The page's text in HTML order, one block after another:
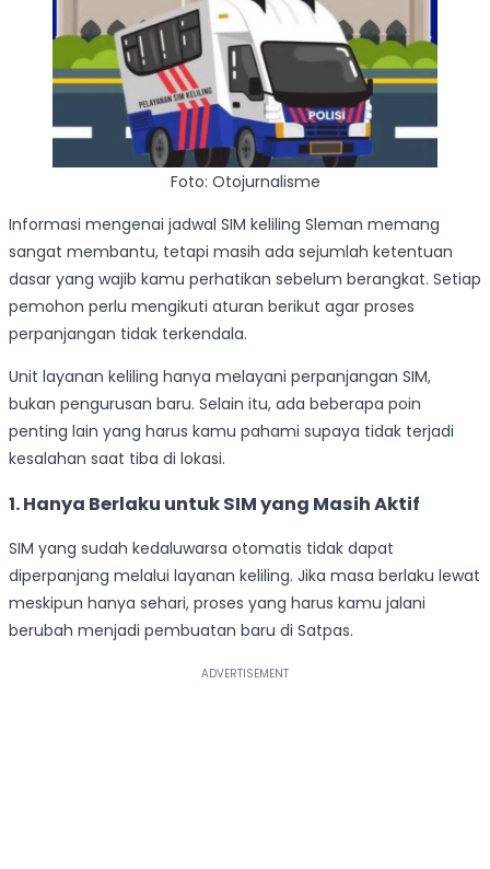
Foto: Otojurnalisme
Informasi mengenai jadwal SIM keliling Sleman memang
sangat membantu, tetapi masih ada sejumlah ketentuan
dasar yang wajib kamu perhatikan sebelum berangkat. Setiap
pemohon perlu mengikuti aturan berikut agar proses
perpanjangan tidak terkendala.
Unit layanan keliling hanya melayani perpanjangan SIM,
bukan pengurusan baru. Selain itu, ada beberapa poin
penting lain yang harus kamu pahami supaya tidak terjadi
kesalahan saat tiba di lokasi.
1. Hanya Berlaku untuk SIM yang Masih Aktif
SIM yang sudah kedaluwarsa otomatis tidak dapat
diperpanjang melalui layanan keliling. Jika masa berlaku lewat
meskipun hanya sehari, proses yang harus kamu jalani
berubah menjadi pembuatan baru di Satpas.